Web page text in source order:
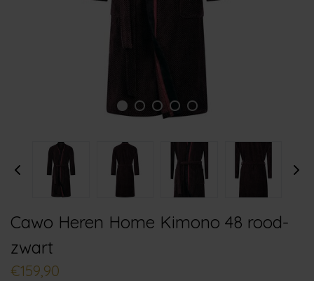
Cawo Heren Home Kimono 48 rood-
zwart
€159,90